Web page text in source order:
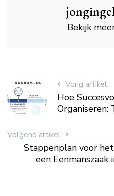
Bekijk
Vorig artikel
Hoe
Organiseren:
Volgend artikel
Stappenplan voor
een Eenmanszaak